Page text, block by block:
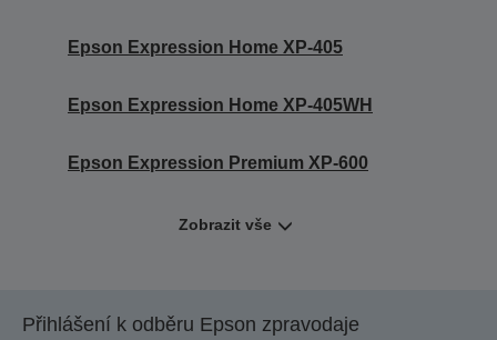
Epson Expression Home XP-405
Epson Expression Home XP-405WH
Epson Expression Premium XP-600
Zobrazit vše
Přihlášení k odběru Epson zpravodaje